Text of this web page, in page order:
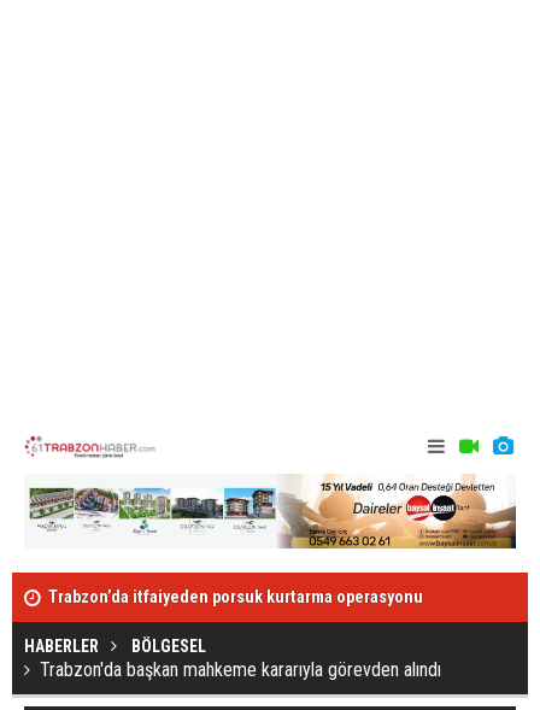
Trabzon’da itfaiyeden porsuk kurtarma operasyonu
HABERLER BÖLGESEL
Trabzon'da başkan mahkeme kararıyla görevden alındı